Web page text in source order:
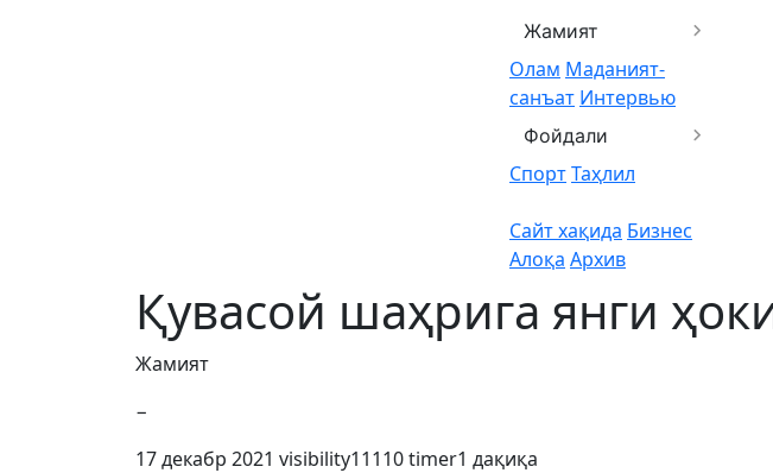
Жамият
Олам Маданият-
санъат Интервью
Фойдали
СпортТаҳлил
Сайт хақида Бизнес
Алоқа Архив
Қувасой шаҳрига янги
Жамият
−
17 декабр 2021 visibility11110timer1 дақиқа